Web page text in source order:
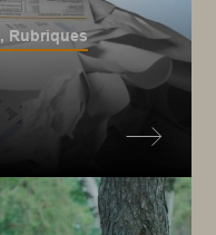
, Rubriques